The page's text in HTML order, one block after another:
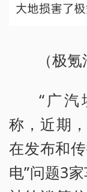
（极
“广汽
称，近期
在发布和
电”问题3